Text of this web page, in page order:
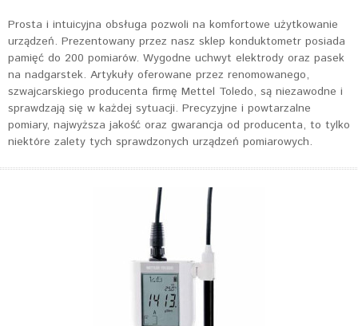
Prosta i intuicyjna obsługa pozwoli na komfortowe użytkowanie
urządzeń. Prezentowany przez nasz sklep konduktometr posiada
pamięć do 200 pomiarów. Wygodne uchwyt elektrody oraz pasek
na nadgarstek. Artykuły oferowane przez renomowanego,
szwajcarskiego producenta firmę Mettel Toledo, są niezawodne i
sprawdzają się w każdej sytuacji. Precyzyjne i powtarzalne
pomiary, najwyższa jakość oraz gwarancja od producenta, to tylko
niektóre zalety tych sprawdzonych urządzeń pomiarowych.